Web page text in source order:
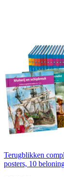
Terugblikken
posters, 10